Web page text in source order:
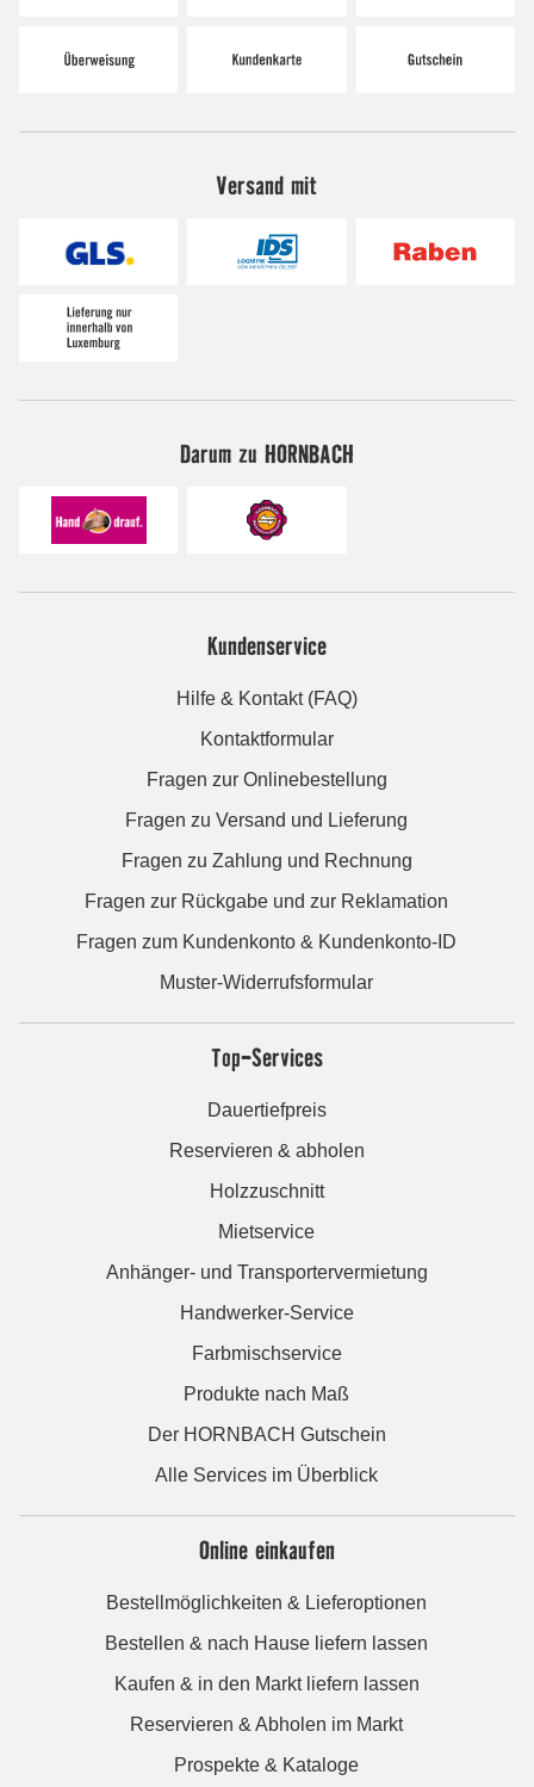
Versand mit
Darum zu HORNBACH
Kundenservice
Hilfe & Kontakt (FAQ)
Kontaktformular
Fragen zur Onlinebestellung
Fragen zu Versand und Lieferung
Fragen zu Zahlung und Rechnung
Fragen zur Rückgabe und zur Reklamation
Fragen zum Kundenkonto & Kundenkonto-ID
Muster-Widerrufsformular
Top-Services
Dauertiefpreis
Reservieren & abholen
Holzzuschnitt
Mietservice
Anhänger- und Transportervermietung
Handwerker-Service
Farbmischservice
Produkte nach Maß
Der HORNBACH Gutschein
Alle Services im Überblick
Online einkaufen
Bestellmöglichkeiten & Lieferoptionen
Bestellen & nach Hause liefern lassen
Kaufen & in den Markt liefern lassen
Reservieren & Abholen im Markt
Prospekte & Kataloge